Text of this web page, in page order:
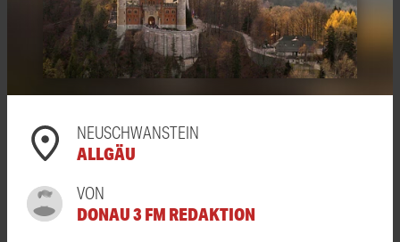
NEUSCHWANSTEIN
ALLGÄU
VON
DONAU 3 FM REDAKTION